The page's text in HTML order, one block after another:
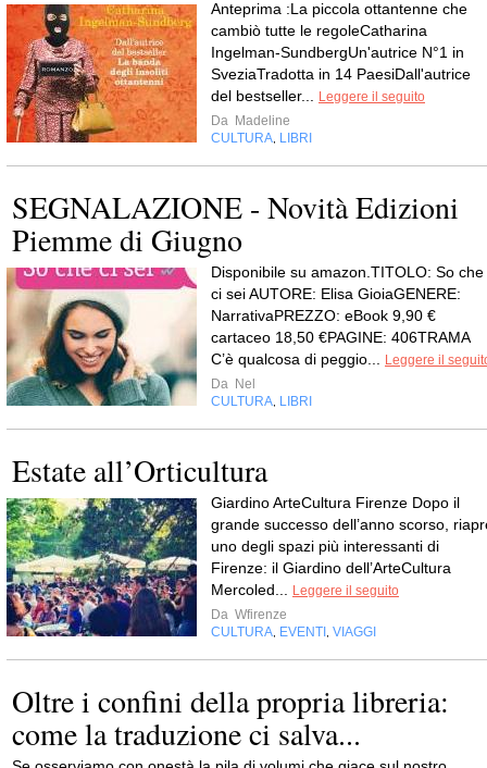
Anteprima :La piccola ottantenne che
cambiò tutte le regoleCatharina
Ingelman-SundbergUn'autrice N°1 in
SveziaTradotta in 14 PaesiDall'autrice
del bestseller...
Leggere il seguito
Da Madeline
CULTURA LIBRI
SEGNALAZIONE - Novità Edizioni
Piemme di Giugno
Disponibile su amazon.TITOLO: So che
ci sei AUTORE: Elisa GioiaGENERE:
NarrativaPREZZO: eBook 9,90 €
cartaceo 18,50 €PAGINE: 406TRAMA
C’è qualcosa di peggio...
Leggere il
Da Nel
CULTURA LIBRI
Estate all’Orticultura
Giardino ArteCultura Firenze Dopo il
grande successo dell’anno scorso,
uno degli spazi più interessanti di
Firenze: il Giardino dell’ArteCultura
Mercoled...
Leggere il seguito
Da Wfirenze
CULTURA EVENTI VIAGGI
Oltre i confini della propria libreria:
come la traduzione ci salva...